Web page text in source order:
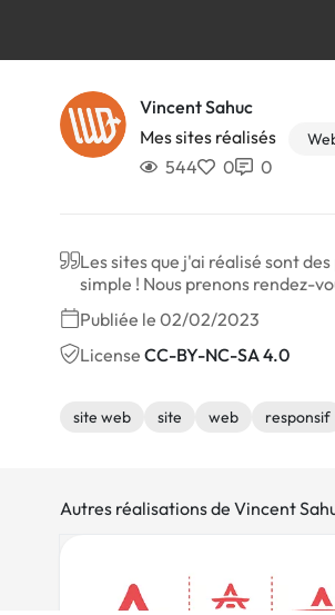
Vincent Sahuc
Mes sites réalisés
544 0 0
Les sites que j'ai réalisé sont
simple ! Nous prenons rendez-
Publiée le 02/02/2023
License CC-BY-NC-SA 4.0
site web site web responsif
Autres réalisations de Vincent